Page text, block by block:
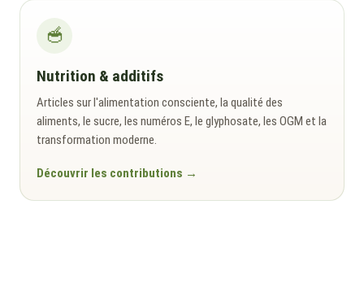
🥣
Nutrition & additifs
Articles sur l'alimentation consciente, la qualité des
aliments, le sucre, les numéros E, le glyphosate, les OGM et la
transformation moderne.
Découvrir les contributions